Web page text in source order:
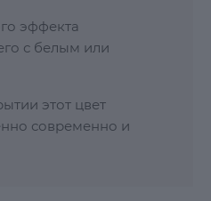
эффекта
с белым или
этот цвет
современно и